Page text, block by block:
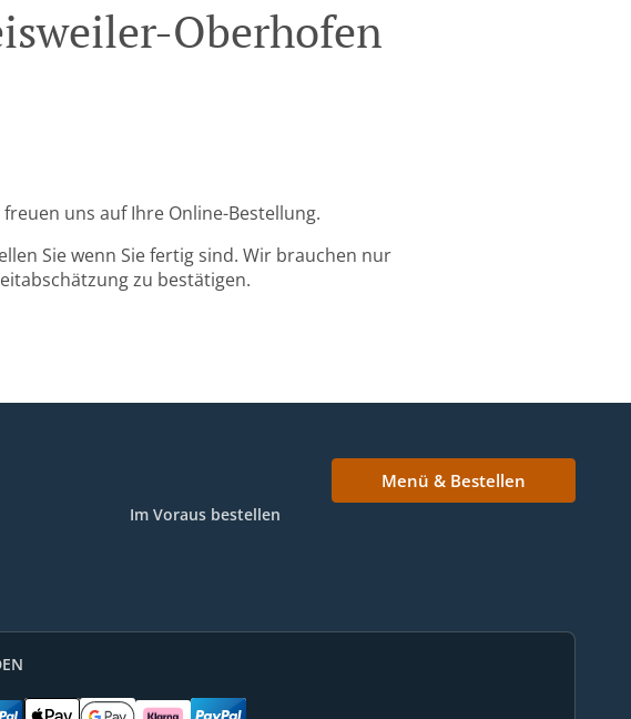
Oberhofen
uns auf Ihre Online-Bestellung.
Sie wenn Sie fertig sind. Wir brauchen nur
zu bestätigen.
Im Voraus bestellen
Menü & Bestellen